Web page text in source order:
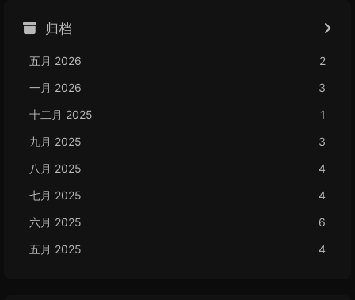
归档
五月 2026
2
一月 2026
3
十二月 2025
1
九月 2025
3
八月 2025
4
七月 2025
4
六月 2025
6
五月 2025
4